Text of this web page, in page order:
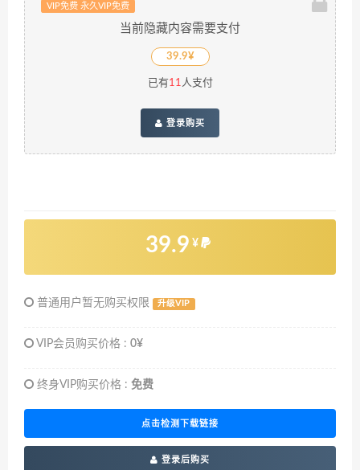
VIP免费 永久VIP免费
当前隐藏内容需要支付
39.9¥
已有 11人支付
登录购买
39.9 ¥
普通用户暂无购买权限 升级VIP
VIP会员购买价格 : 0¥
终身VIP购买价格 : 免费
点击检测下载链接
登录后购买